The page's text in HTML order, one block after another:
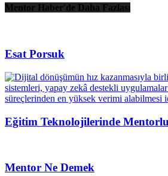
Mentor Haber'de Daha Fazlası
Esat Porsuk
Eğitim Teknolojilerinde
Mentor Ne Demek